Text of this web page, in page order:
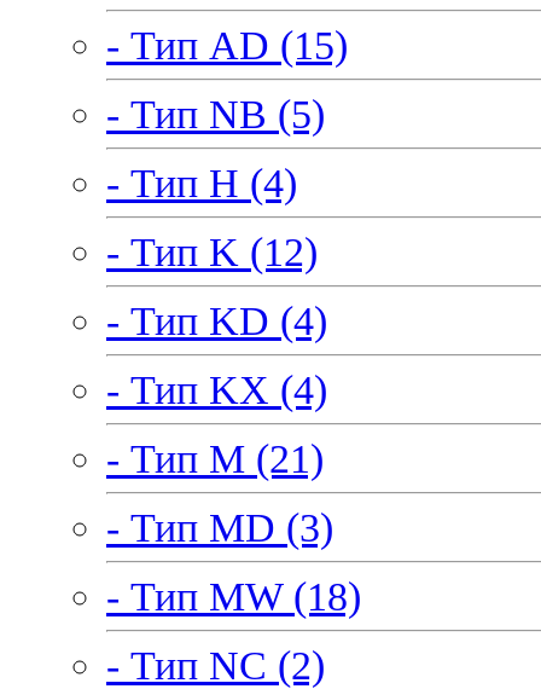
- Тип AD (15)
- Тип NB (5)
- Тип H (4)
- Тип K (12)
- Тип KD (4)
- Тип KX (4)
- Тип M (21)
- Тип MD (3)
- Тип MW (18)
- Тип NC (2)